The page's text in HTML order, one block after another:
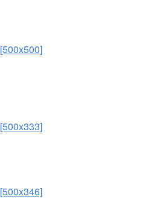
[500x500]
[500x333]
[500x346]